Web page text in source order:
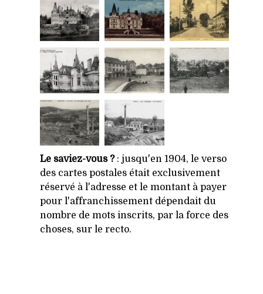
Le saviez-vous ?: jusqu'en 1904, le verso
des cartes postales était exclusivement
réservé à l'adresse et le montant à payer
pour l'affranchissement dépendait du
nombre de mots inscrits, par la force des
choses, sur le recto.